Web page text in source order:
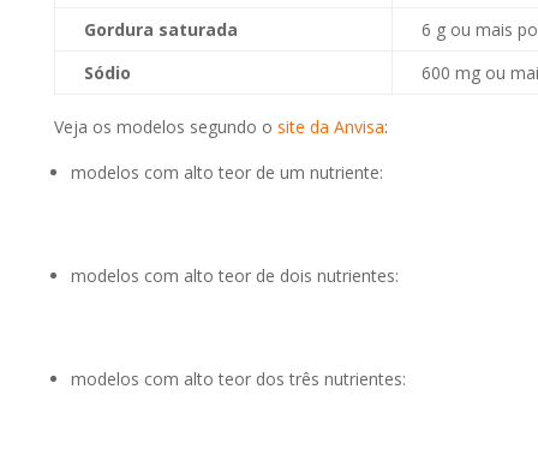
Gordura saturada
6 g ou mais
Sódio
600 mg ou
Veja os modelos segundo o site da Anvisa:
modelos com alto teor de um nutriente:
modelos com alto teor de dois nutrientes:
modelos com alto teor dos três nutrientes: